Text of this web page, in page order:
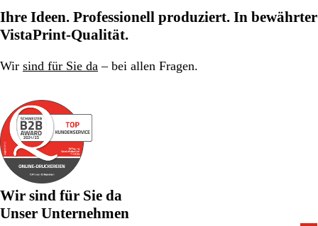
Seite
Seite
Seite
Ihre Ideen. Professionell produziert. In bewährter
VistaPrint-Qualität.
Wir sind für Sie da – bei allen Fragen.
Wir sind für Sie da
Unser Unternehmen